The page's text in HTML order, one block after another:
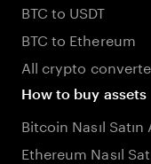
BTC to USDT
BTC to Ethereum
All crypto
How to buy assets
Bitcoin Nasıl Satın
Ethereum Nasıl